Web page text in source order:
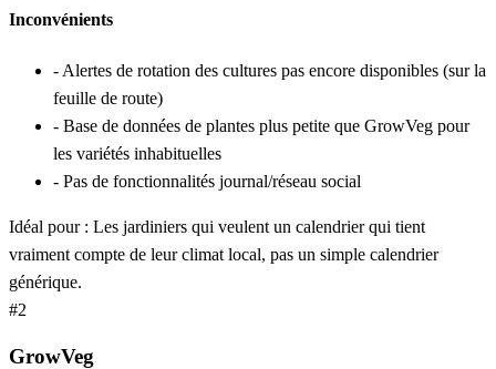
Inconvénients
- Alertes de rotation des cultures pas encore disponibles (sur la
feuille de route)
- Base de données de plantes plus petite que GrowVeg pour
les variétés inhabituelles
- Pas de fonctionnalités journal/réseau social
Idéal pour : Les jardiniers qui veulent un calendrier qui tient
vraiment compte de leur climat local, pas un simple calendrier
générique.
#2
GrowVeg